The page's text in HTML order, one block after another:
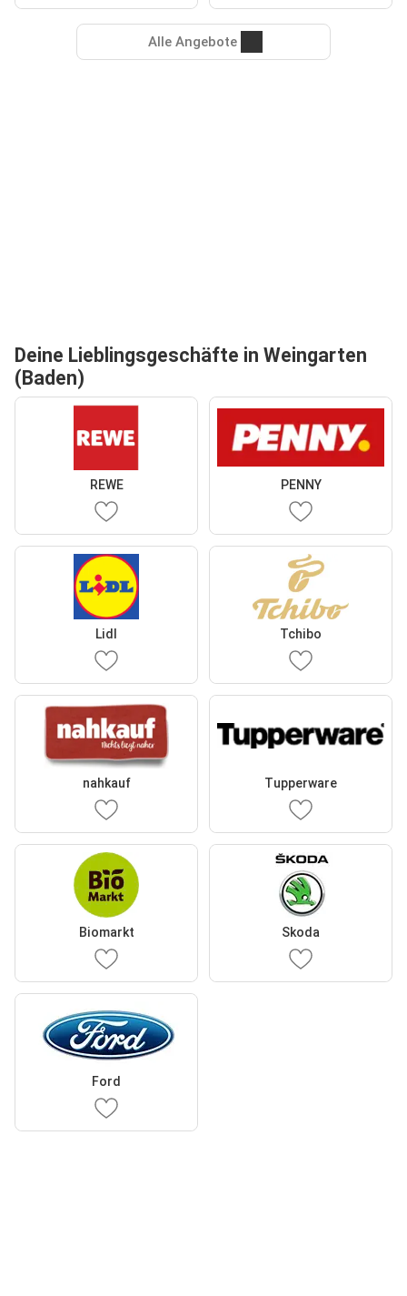
Alle Angebote
Deine Lieblingsgeschäfte in Weingarten
(Baden)
REWE PENNY
Lidl Tchibo
nahkauf Tupperware
Biomarkt Skoda
Ford